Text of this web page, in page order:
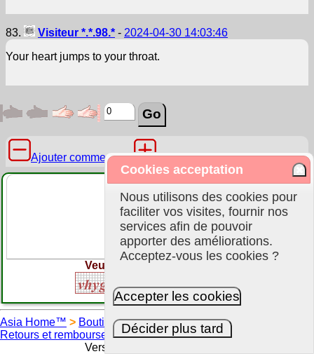
83. Visiteur *.*.98.* - 2024-04-30 14:03:46
Your heart jumps to your throat.
Ajouter commentaire
Veuillez recopier la chaîne :
Asia Home™ > Boutique > | Conditions générales de vente
Retours et remboursements | Clauses de Confidentialité
Version :
Cookies acceptation
Nous utilisons des cookies pour
faciliter vos visites, fournir nos
services afin de pouvoir
apporter des améliorations.
Acceptez-vous les cookies ?
Accepter les cookies
Décider plus tard